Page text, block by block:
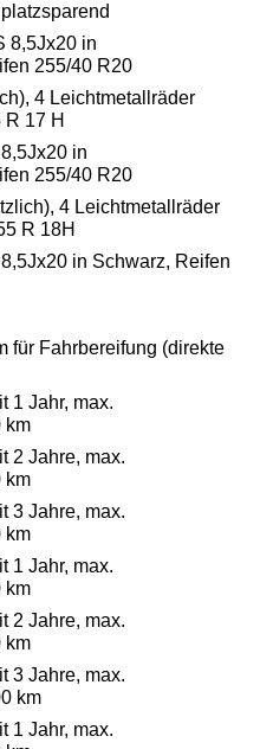
8,5Jx20 in
255/40 R20
4 Leichtmetallräder
17 H
in
255/40 R20
4 Leichtmetallräder
R 18H
in Schwarz, Reifen
für Fahrbereifung (direkte
1 Jahr, max.
km
2 Jahre, max.
km
3 Jahre, max.
km
1 Jahr, max.
km
2 Jahre, max.
km
3 Jahre, max.
km
1 Jahr, max.